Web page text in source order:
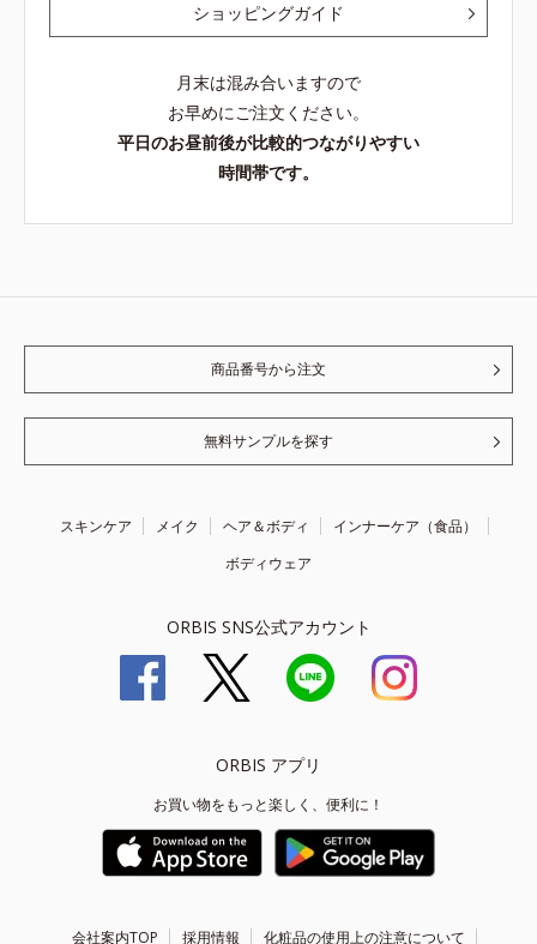
ショッピングガイド
月末は混み合いますので
お早めにご注文ください。
平日のお昼前後が比較的つながりやすい
時間帯です。
商品番号から注文
無料サンプルを探す
スキンケア メイク ヘア＆ボディ
インナーケア（食品）
ボディウェア
ORBIS SNS公式アカウント
ORBIS アプリ
お買い物をもっと楽しく、便利に！
会社案内TOP 採用情報 化粧品の使用上の注意について